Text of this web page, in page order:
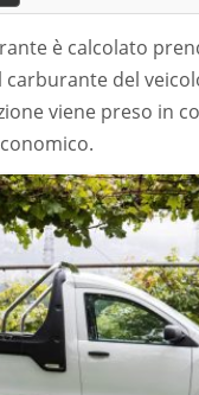
è calcolato
del
viene preso in